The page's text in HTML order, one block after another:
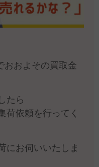
おおよその買取金
たら
荷依頼を行ってく
にお伺いいたしま